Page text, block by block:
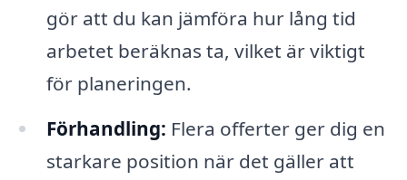
gör att du kan jämföra hur lång tid
arbetet beräknas ta, vilket är viktigt
för planeringen.
Förhandling: Flera offerter ger dig en
starkare position när det gäller att